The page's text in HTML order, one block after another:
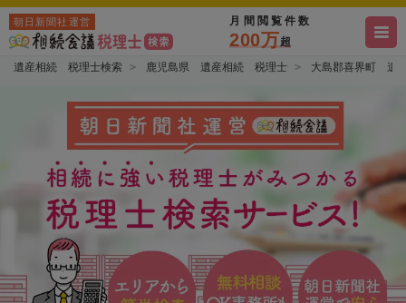
朝日新聞社運営 月間閲覧件数
200万超
遺産相続 税理士検索 鹿児島県 遺産相続 税理士 大島郡喜界町 遺